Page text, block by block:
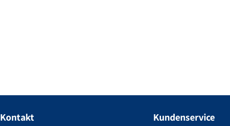
Kontakt Kundenservice